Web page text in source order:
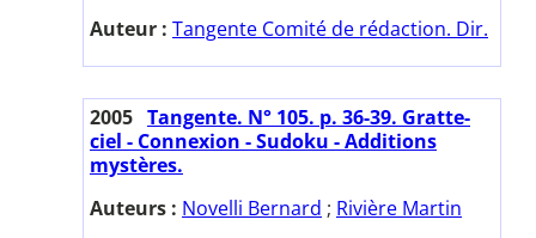
Auteur : Tangente Comité de rédaction. Dir.
2005 Tangente. N° 105. p. 36-39. Gratte-
ciel - Connexion - Sudoku - Additions
mystères.
Auteurs : Novelli Bernard ; Rivière Martin